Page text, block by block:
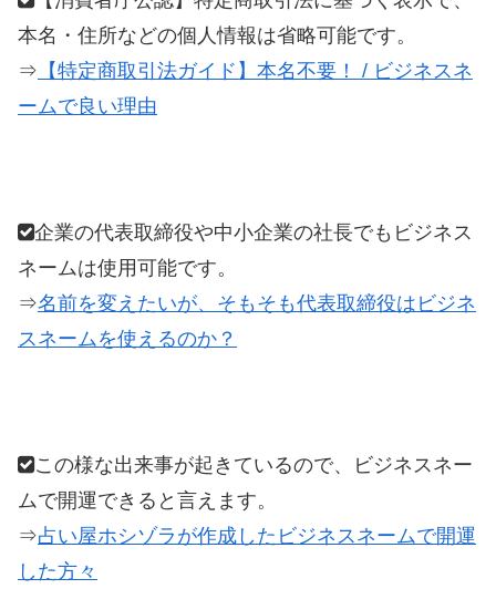
本名・住所などの個人情報は省略可能です。
⇒ 【特定商取引法ガイド】本名不要！ / ビジネスネ
ームで良い理由
企業の代表取締役や中小企業の社長でもビジネス
ネームは使用可能です。
⇒名前を変えたいが、そもそも代表取締役はビジネ
スネームを使えるのか？
この様な出来事が起きているので、ビジネスネー
ムで開運できると言えます。
⇒占い屋ホシゾラが作成したビジネスネームで開運
した方々